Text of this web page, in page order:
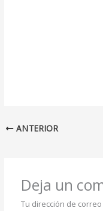
ANTERIOR
Deja un
Tu dirección de